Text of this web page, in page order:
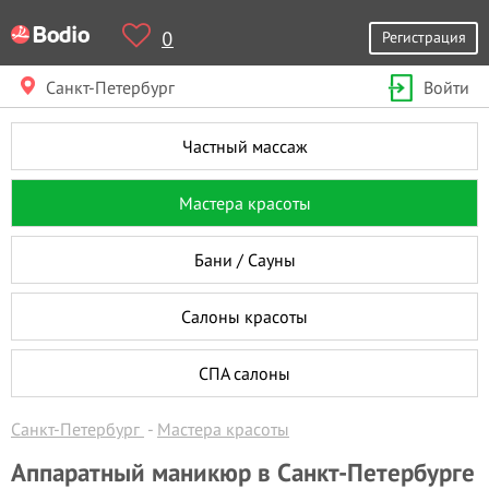
0 Регистрация
Санкт-Петербург Войти
Частный массаж
Мастера красоты
Бани / Сауны
Салоны красоты
СПА салоны
Санкт-Петербург Мастера красоты
Аппаратный маникюр в Санкт-Петербурге